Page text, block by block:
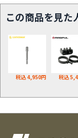
この商品を見た
税込 4,950円 税込